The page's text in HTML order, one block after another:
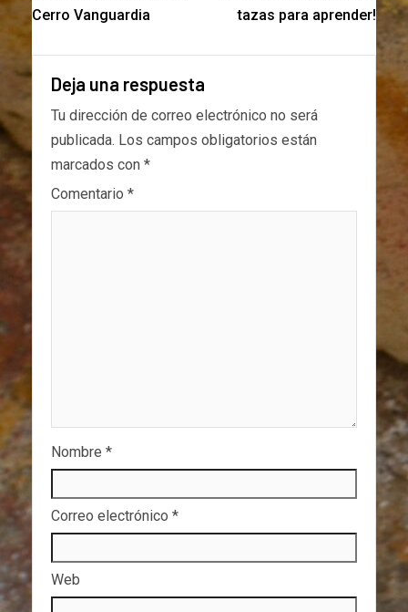
Cerro Vanguardia
tazas para aprender!
Deja una respuesta
Tu dirección de correo electrónico no será
publicada. Los campos obligatorios están
marcados con *
Comentario *
Nombre *
Correo electrónico *
Web